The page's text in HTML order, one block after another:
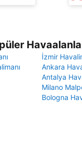
İzmir
Ankara
Antalya
Milano
Bologna